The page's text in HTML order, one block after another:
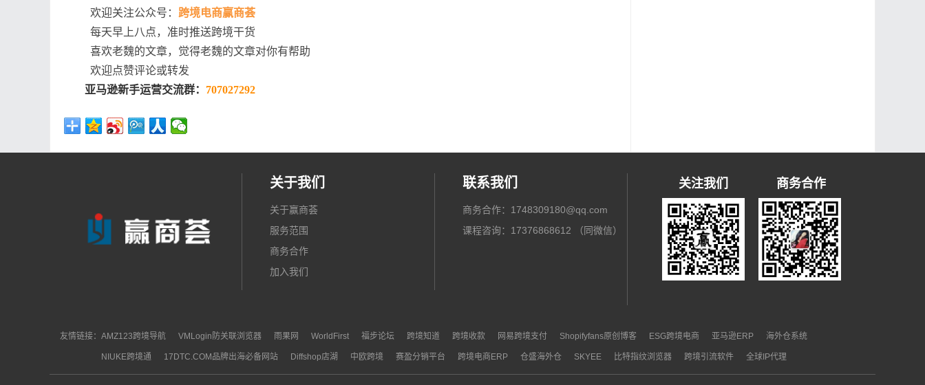
欢迎关注公众号： 跨境电商赢商荟
每天早上八点，准时推送跨境干货
喜欢老魏的文章，觉得老魏的文章对你有帮助
欢迎点赞评论或转发
亚马逊新手运营交流群： 707027292
关于我们
关于赢商荟
服务范围
商务合作
加入我们
联系我们
商务合作：1748309180@qq.com
课程咨询：17376868612 （同微信）
关注我们 商务合作
友情链接： AMZ123跨境导航 VMLogin防关联浏览器 雨果网 WorldFirst 福步论坛 跨境知道 跨境收款 网易跨境支付 Shopifyfans原创博客 ESG跨境电商 亚马逊ERP 海外仓系统
NIUKE跨境通 17DTC.COM品牌出海必备网站 Diffshop店湖 中欧跨境 赛盈分销平台 跨境电商ERP 仓盛海外仓 SKYEE 比特指纹浏览器 跨境引流软件 全球IP代理